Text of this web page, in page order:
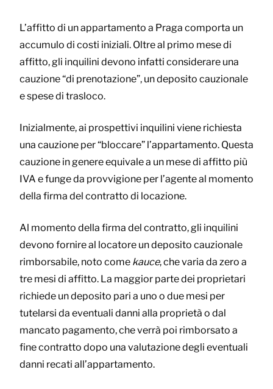
L’affitto di un appartamento a Praga comporta un
accumulo di costi iniziali. Oltre al primo mese di
affitto, gli inquilini devono infatti considerare una
cauzione “di prenotazione”, un deposito cauzionale
e spese di trasloco.
Inizialmente, ai prospettivi inquilini viene richiesta
una cauzione per “bloccare” l’appartamento. Questa
cauzione in genere equivale a un mese di affitto più
IVA e funge da provvigione per l’agente al momento
della firma del contratto di locazione.
Al momento della firma del contratto, gli inquilini
devono fornire al locatore un deposito cauzionale
rimborsabile, noto come kauce, che varia da zero a
tre mesi di affitto. La maggior parte dei proprietari
richiede un deposito pari a uno o due mesi per
tutelarsi da eventuali danni alla proprietà o dal
mancato pagamento, che verrà poi rimborsato a
fine contratto dopo una valutazione degli eventuali
danni recati all’appartamento.